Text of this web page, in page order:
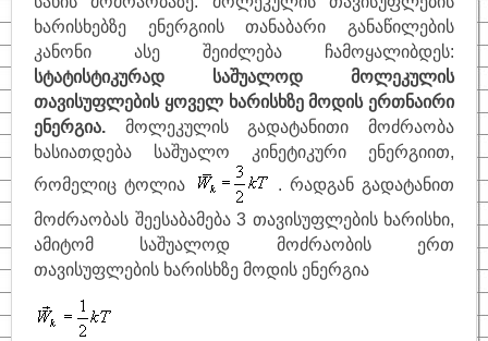
ხარისხებზე ენერგიის თანაბარი განაწილების
კანონი ასე შეიძლება ჩამოყალიბდეს:
სტატისტიკურად საშუალოდ მოლეკულის
თავისუფლების ყოველ ხარისხზე მოდის ერთნაირი
ენერგია. მოლეკულის გადატანითი მოძრაობა
ხასიათდება საშუალო კინეტიკური ენერგიით,
რომელიც ტოლია
. რადგან გადატანით
მოძრაობას შეესაბამება 3 თავისუფლების ხარისხი,
ამიტომ საშუალოდ მოძრაობის ერთ
თავისუფლების ხარისხზე მოდის ენერგია